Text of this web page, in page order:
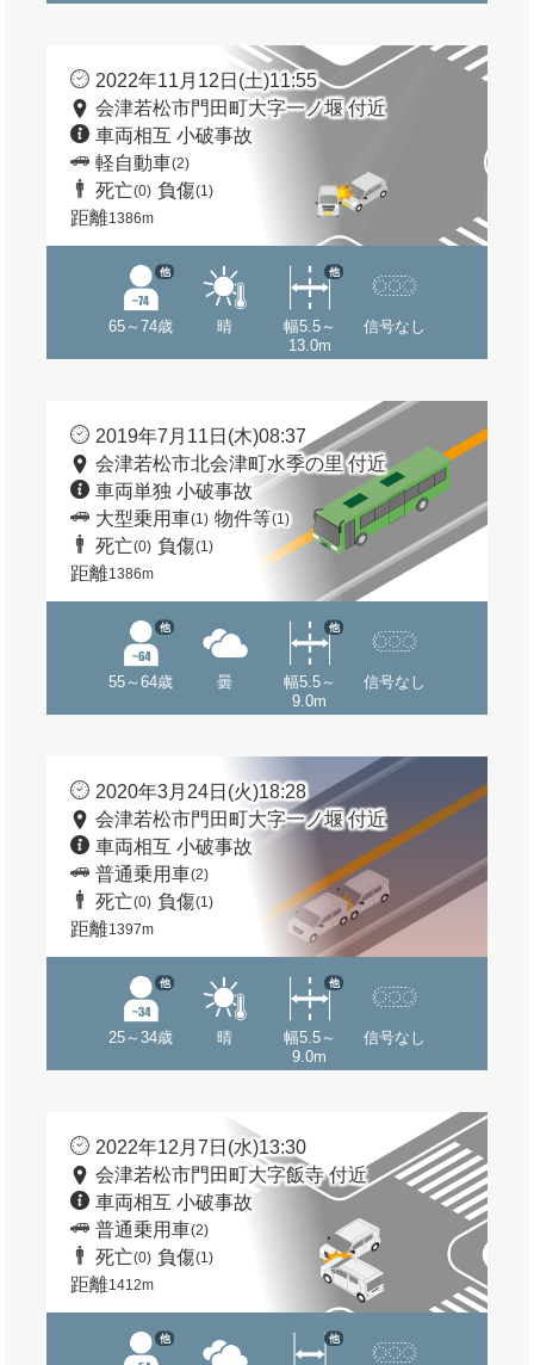
2022年11月12日(土)11:55
会津若松市門田町大字一ノ堰 付近
車両相互 小破事故
軽自動車(2)
死亡(0) 負傷(1)
距離1386m
65～74歳
他
晴
幅5.5～
13.0m
他
信号なし
2019年7月11日(木)08:37
会津若松市北会津町水季の里 付近
車両単独 小破事故
大型乗用車(1) 物件等(1)
死亡(0) 負傷(1)
距離1386m
55～64歳
他
曇
幅5.5～
9.0m
他
信号なし
2020年3月24日(火)18:28
会津若松市門田町大字一ノ堰 付近
車両相互 小破事故
普通乗用車(2)
死亡(0) 負傷(1)
距離1397m
25～34歳
他
晴
幅5.5～
9.0m
他
信号なし
2022年12月7日(水)13:30
会津若松市門田町大字飯寺 付近
車両相互 小破事故
普通乗用車(2)
死亡(0) 負傷(1)
距離1412m
他 他